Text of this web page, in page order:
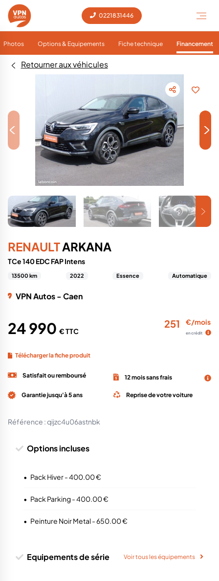
0221831446
Photos Options & Equipements Fiche technique Financement
Retourner aux véhicules
< >
RENAULTARKANA
TCe 140 EDC FAP Intens
13500 km 2022 Essence Automatique
VPN Autos - Caen
24 990 € TTC
251 €/mois
en crédit
Télécharger la fiche produit
Satisfait ou remboursé 12 mois sans frais
Garantie jusqu'à 5 ans Reprise de votre voiture
Référence :qijzc4u06astnbk
Options incluses
• Pack Hiver - 400.00 €
• Pack Parking - 400.00 €
• Peinture Noir Metal - 650.00 €
Equipements de série Voir tous les équipements